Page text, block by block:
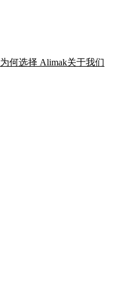
为何选择 Alimak关于我们